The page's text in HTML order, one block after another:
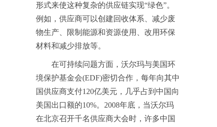
形式来使这种复杂的供应链实现“绿色”。
例如，供应商可以创建回收体系、减少废
物生产、限制能源和资源使用、改用环保
材料和减少排放等。
在可持续问题方面，沃尔玛与美国环
境保护基金会(EDF)密切合作，每年向其中
国供应商支付120亿美元，几乎占到中国向
美国出口额的10%。2008年底，当沃尔玛
在北京召开千名供应商大会时，许多中国